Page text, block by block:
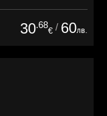
30.68
€ / 60лв.